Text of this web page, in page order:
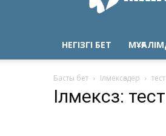
НЕГІЗГІ БЕТ
Басты бет Ілмексөздер
Ілмексөз: